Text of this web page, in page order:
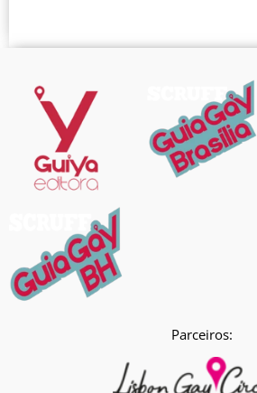
Parceiros: